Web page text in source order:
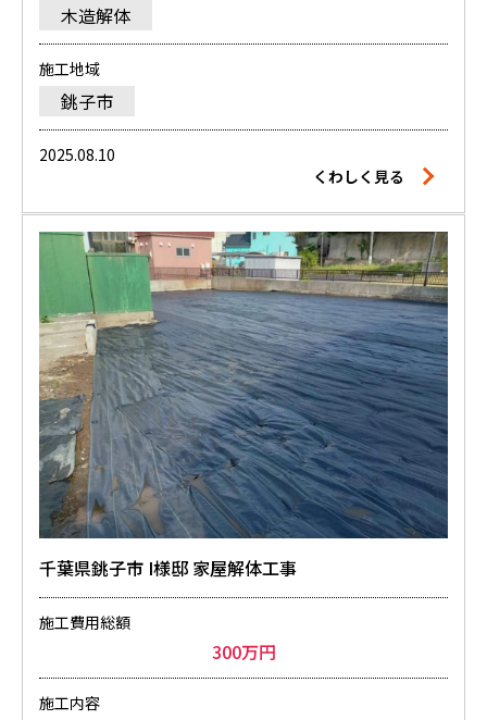
木造解体
施工地域
銚子市
2025.08.10
くわしく見る
千葉県銚子市 I様邸 家屋解体工事
施工費用総額
300万円
施工内容